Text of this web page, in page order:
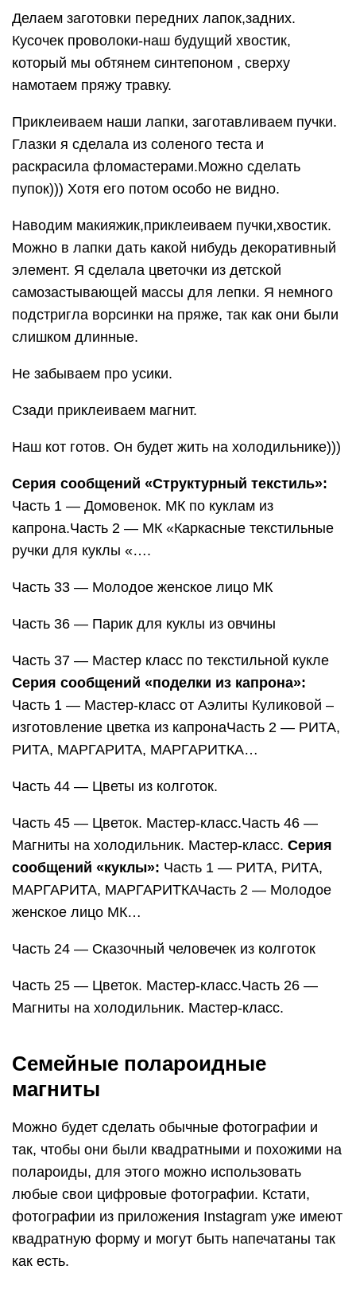
Делаем заготовки передних лапок,задних.
Кусочек проволоки-наш будущий хвостик,
который мы обтянем синтепоном , сверху
намотаем пряжу травку.
Приклеиваем наши лапки, заготавливаем пучки.
Глазки я сделала из соленого теста и
раскрасила фломастерами.Можно сделать
пупок))) Хотя его потом особо не видно.
Наводим макияжик,приклеиваем пучки,хвостик.
Можно в лапки дать какой нибудь декоративный
элемент. Я сделала цветочки из детской
самозастывающей массы для лепки. Я немного
подстригла ворсинки на пряже, так как они были
слишком длинные.
Не забываем про усики.
Сзади приклеиваем магнит.
Наш кот готов. Он будет жить на холодильнике)))
Серия сообщений «Структурный текстиль»:
Часть 1 — Домовенок. МК по куклам из
капрона.Часть 2 — МК «Каркасные текстильные
ручки для куклы «….
Часть 33 — Молодое женское лицо МК
Часть 36 — Парик для куклы из овчины
Часть 37 — Мастер класс по текстильной кукле
Серия сообщений «поделки из капрона»:
Часть 1 — Мастер-класс от Аэлиты Куликовой –
изготовление цветка из капронаЧасть 2 — РИТА,
РИТА, МАРГАРИТА, МАРГАРИТКА…
Часть 44 — Цветы из колготок.
Часть 45 — Цветок. Мастер-класс.Часть 46 —
Магниты на холодильник. Мастер-класс. Серия
сообщений «куклы»: Часть 1 — РИТА, РИТА,
МАРГАРИТА, МАРГАРИТКАЧасть 2 — Молодое
женское лицо МК…
Часть 24 — Сказочный человечек из колготок
Часть 25 — Цветок. Мастер-класс.Часть 26 —
Магниты на холодильник. Мастер-класс.
Семейные полароидные
магниты
Можно будет сделать обычные фотографии и
так, чтобы они были квадратными и похожими на
полароиды, для этого можно использовать
любые свои цифровые фотографии. Кстати,
фотографии из приложения Instagram уже имеют
квадратную форму и могут быть напечатаны так
как есть.